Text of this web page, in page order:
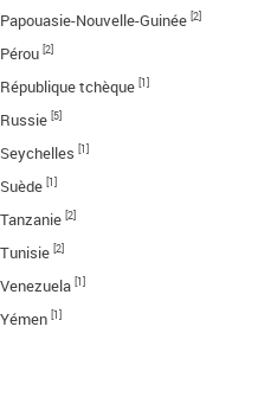
Papouasie-Nouvelle-Guinée [2]
Pérou [2]
République tchèque [1]
Russie [5]
Seychelles [1]
Suède [1]
Tanzanie [2]
Tunisie [2]
Venezuela [1]
Yémen [1]